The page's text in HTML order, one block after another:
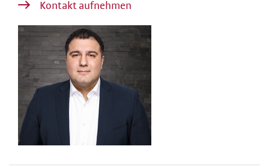
Kontakt aufnehmen